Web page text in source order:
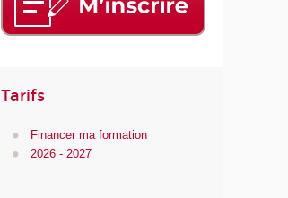
Tarifs
Financer ma formation
2026 - 2027